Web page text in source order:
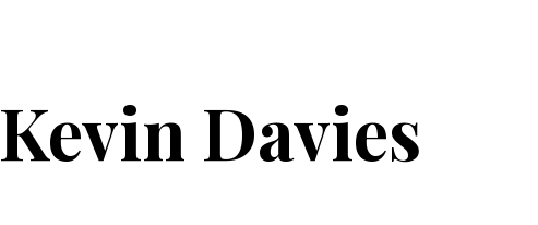
Kevin Davies